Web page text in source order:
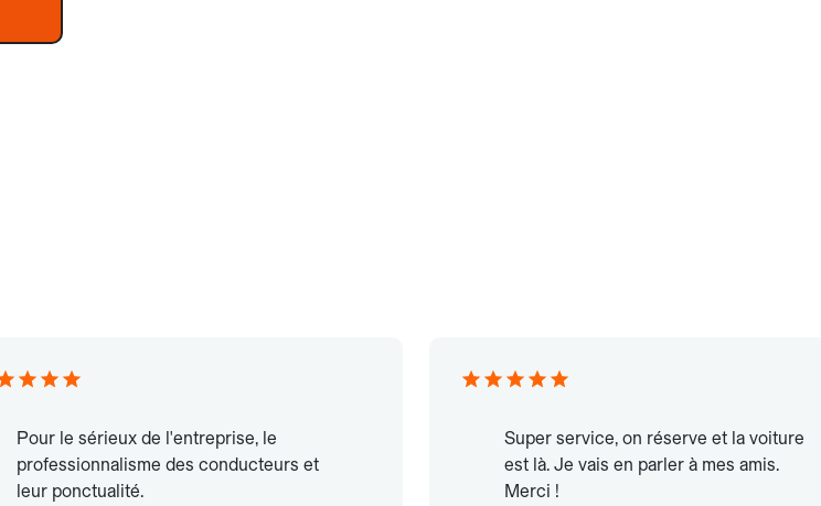
Pour le sérieux de l'entreprise, le
professionnalisme des conducteurs et
leur ponctualité.
Super service, on réserve et la voiture
est là. Je vais en parler à mes amis.
Merci !